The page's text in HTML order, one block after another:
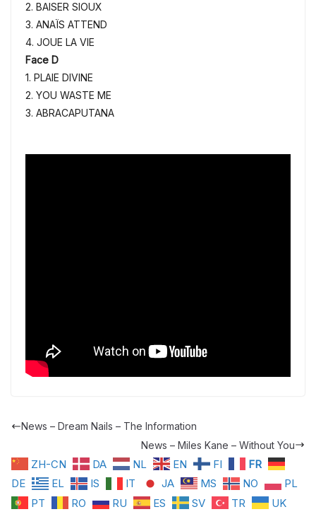
2. BAISER SIOUX
3. ANAÏS ATTEND
4. JOUE LA VIE
Face D
1. PLAIE DIVINE
2. YOU WASTE ME
3. ABRACAPUTANA
News – Dream Nails – The Information
News – Miles Kane – Without You
ZH-CN DA NL EN FI
FR
DE
EL IS IT JA MS NO
PL
PT
RO RU ES SV TR UK